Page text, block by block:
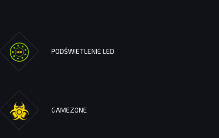
SEJFY I ZABEZPIECZENIA
PROJEKTORY
LISTWY ZASILAJĄCE
PRZEDŁUŻACZE
PODŚWIETLENIE LED
GAMEZONE